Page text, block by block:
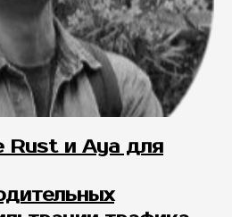
Rust и Aya для